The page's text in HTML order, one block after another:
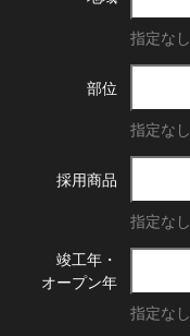
指定なし
部位
指定なし
採用商品
指定なし
竣工年・
オープン年
指定なし